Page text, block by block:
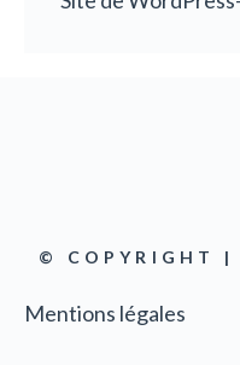
© COPYRIGHT |
Mentions légales